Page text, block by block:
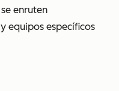
enruten
equipos específicos